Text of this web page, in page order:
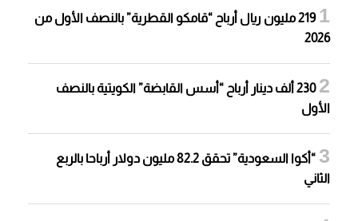
219 مليون ريال أرباح “قامكو القطرية” بالنصف الأول من
2026
230 ألف دينار أرباح “أسس القابضة” الكويتية بالنصف
الأول
“أكوا السعودية” تحقق 82.2 مليون دولار أرباحا بالربع
الثاني